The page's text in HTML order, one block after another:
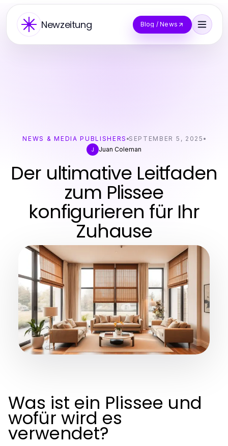
Newzeitung Blog / News
NEWS & MEDIA PUBLISHERS SEPTEMBER 5, 2025
J
Juan Coleman
Der ultimative Leitfaden
zum Plissee
konfigurieren für Ihr
Zuhause
Was ist ein Plissee und
wofür wird es
verwendet?